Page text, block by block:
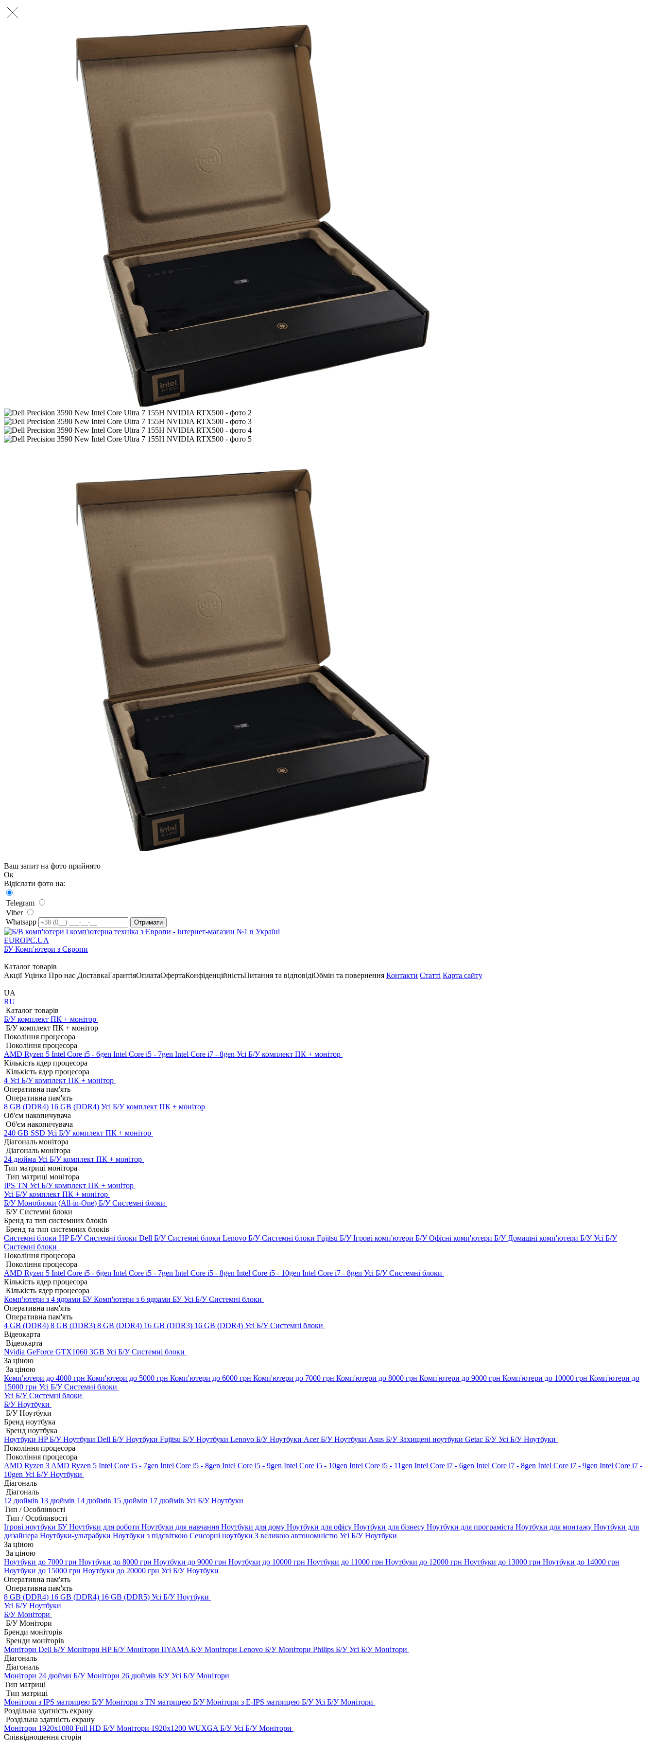
Ваш запит на фото прийнято
Ок
Відіслати фото на:
Telegram
Viber
Whatsapp
EUROPC.UA
БУ Комп'ютери з Європи
Каталог товарів
Акції Уцінка Про нас ДоставкаГарантіяОплатаОфертаКонфіденційністьПитання та відповідіОбмін та повернення Контакти Статті Карта сайту
UA
RU
Каталог товарів
Б/У комплект ПК + монітор
Б/У комплект ПК + монітор
Покоління процесора
Покоління процесора
AMD Ryzen 5 Intel Core i5 - 6gen Intel Core i5 - 7gen Intel Core i7 - 8gen Усі Б/У комплект ПК + монітор
Кількість ядер процесора
Кількість ядер процесора
4 Усі Б/У комплект ПК + монітор
Оперативна пам'ять
Оперативна пам'ять
8 GB (DDR4) 16 GB (DDR4) Усі Б/У комплект ПК + монітор
Об'єм накопичувача
Об'єм накопичувача
240 GB SSD Усі Б/У комплект ПК + монітор
Діагональ монітора
Діагональ монітора
24 дюйма Усі Б/У комплект ПК + монітор
Тип матриці монітора
Тип матриці монітора
IPS TN Усі Б/У комплект ПК + монітор
Усі Б/У комплект ПК + монітор
Б/У Моноблоки (All-in-One) Б/У Системні блоки
Б/У Системні блоки
Бренд та тип системних блоків
Бренд та тип системних блоків
Системні блоки HP Б/УСистемні блоки Dell Б/УСистемні блоки Lenovo Б/УСистемні блоки Fujitsu Б/УІгрові комп'ютери Б/УОфісні комп'ютери Б/У Домашні комп'ютери Б/УУсі Б/У
Системні блоки
Покоління процесора
Покоління процесора
AMD Ryzen 5 Intel Core i5 - 6gen Intel Core i5 - 7gen Intel Core i5 - 8gen Intel Core i5 - 10gen Intel Core i7 - 8gen Усі Б/У Системні блоки
Кількість ядер процесора
Кількість ядер процесора
Комп'ютери з 4 ядрами БУКомп'ютери з 6 ядрами БУУсі Б/У Системні блоки
Оперативна пам'ять
Оперативна пам'ять
4 GB (DDR4) 8 GB (DDR3) 8 GB (DDR4) 16 GB (DDR3) 16 GB (DDR4) Усі Б/У Системні блоки
Відеокарта
Відеокарта
Nvidia GeForce GTX1060 3GB Усі Б/У Системні блоки
За ціною
За ціною
Комп'ютери до 4000 грн Комп'ютери до 5000 грн Комп'ютери до 6000 грн Комп'ютери до 7000 грн Комп'ютери до 8000 грн Комп'ютери до 9000 грн Комп'ютери до 10000 грн Комп'ютери до
15000 грн Усі Б/У Системні блоки
Усі Б/У Системні блоки
Б/У Ноутбуки
Б/У Ноутбуки
Бренд ноутбука
Бренд ноутбука
Ноутбуки HP Б/УНоутбуки Dell Б/УНоутбуки Fujitsu Б/УНоутбуки Lenovo Б/УНоутбуки Acer Б/УНоутбуки Asus Б/УЗахищені ноутбуки Getac Б/УУсі Б/У Ноутбуки
Покоління процесора
Покоління процесора
AMD Ryzen 3 AMD Ryzen 5 Intel Core i5 - 7gen Intel Core i5 - 8gen Intel Core i5 - 9gen Intel Core i5 - 10gen Intel Core i5 - 11gen Intel Core i7 - 6gen Intel Core i7 - 8gen Intel Core i7 - 9gen Intel Core i7 -
10gen Усі Б/У Ноутбуки
Діагональ
Діагональ
12 дюймів 13 дюймів 14 дюймів 15 дюймів 17 дюймів Усі Б/У Ноутбуки
Тип / Особливості
Тип / Особливості
Ігрові ноутбуки БУНоутбуки для роботи Ноутбуки для навчання Ноутбуки для дому Ноутбуки для офісу Ноутбуки для бізнесу Ноутбуки для програміста Ноутбуки для монтажу Ноутбуки для
дизайнера Ноутбуки-ультрабуки Ноутбуки з підсвіткою Сенсорні ноутбуки З великою автономністю Усі Б/У Ноутбуки
За ціною
За ціною
Ноутбуки до 7000 грн Ноутбуки до 8000 грн Ноутбуки до 9000 грн Ноутбуки до 10000 грн Ноутбуки до 11000 грн Ноутбуки до 12000 грн Ноутбуки до 13000 грн Ноутбуки до 14000 грн
Ноутбуки до 15000 грн Ноутбуки до 20000 грн Усі Б/У Ноутбуки
Оперативна пам'ять
Оперативна пам'ять
8 GB (DDR4) 16 GB (DDR4) 16 GB (DDR5) Усі Б/У Ноутбуки
Усі Б/У Ноутбуки
Б/У Монітори
Б/У Монітори
Бренди моніторів
Бренди моніторів
Монітори Dell Б/УМонітори HP Б/УМонітори IIYAMA Б/УМонітори Lenovo Б/УМонітори Philips Б/УУсі Б/У Монітори
Діагональ
Діагональ
Монітори 24 дюйми Б/УМонітори 26 дюймів Б/УУсі Б/У Монітори
Тип матриці
Тип матриці
Монітори з IPS матрицею Б/УМонітори з TN матрицею Б/УМонітори з E-IPS матрицею Б/УУсі Б/У Монітори
Роздільна здатність екрану
Роздільна здатність екрану
Монітори 1920x1080 Full HD Б/УМонітори 1920x1200 WUXGA Б/УУсі Б/У Монітори
Співвідношення сторін